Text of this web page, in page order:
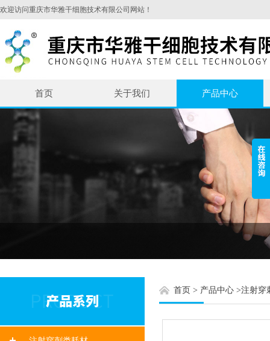
欢迎访问重庆市华雅干细胞技术有限公司网站！
首页 关于我们 产品中心
首页 > 产品中心 >注射穿